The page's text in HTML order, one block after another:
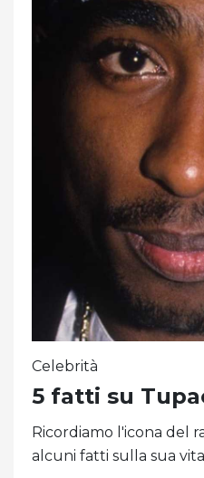
Celebrità
5 fatti su
Ricordiamo l'icona del
alcuni fatti sulla sua